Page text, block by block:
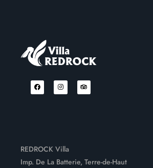
REDROCK Villa
Imp. De La Batterie, Terre-de-Haut